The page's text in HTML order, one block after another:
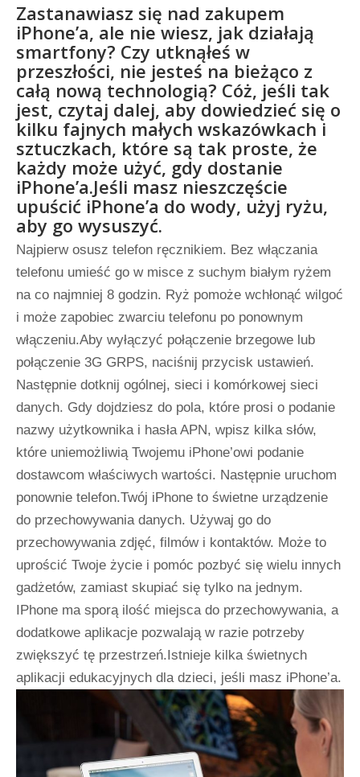
Zastanawiasz się nad zakupem
iPhone’a, ale nie wiesz, jak działają
smartfony? Czy utknąłeś w
przeszłości, nie jesteś na bieżąco z
całą nową technologią? Cóż, jeśli tak
jest, czytaj dalej, aby dowiedzieć się o
kilku fajnych małych wskazówkach i
sztuczkach, które są tak proste, że
każdy może użyć, gdy dostanie
iPhone’a.Jeśli masz nieszczęście
upuścić iPhone’a do wody, użyj ryżu,
aby go wysuszyć.
Najpierw osusz telefon ręcznikiem. Bez włączania
telefonu umieść go w misce z suchym białym ryżem
na co najmniej 8 godzin. Ryż pomoże wchłonąć wilgoć
i może zapobiec zwarciu telefonu po ponownym
włączeniu.Aby wyłączyć połączenie brzegowe lub
połączenie 3G GRPS, naciśnij przycisk ustawień.
Następnie dotknij ogólnej, sieci i komórkowej sieci
danych. Gdy dojdziesz do pola, które prosi o podanie
nazwy użytkownika i hasła APN, wpisz kilka słów,
które uniemożliwią Twojemu iPhone’owi podanie
dostawcom właściwych wartości. Następnie uruchom
ponownie telefon.Twój iPhone to świetne urządzenie
do przechowywania danych. Używaj go do
przechowywania zdjęć, filmów i kontaktów. Może to
uprościć Twoje życie i pomóc pozbyć się wielu innych
gadżetów, zamiast skupiać się tylko na jednym.
IPhone ma sporą ilość miejsca do przechowywania, a
dodatkowe aplikacje pozwalają w razie potrzeby
zwiększyć tę przestrzeń.Istnieje kilka świetnych
aplikacji edukacyjnych dla dzieci, jeśli masz iPhone’a.